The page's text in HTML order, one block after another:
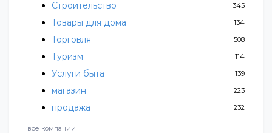
Строительство 345
Товары для дома 134
Торговля 508
Туризм 114
Услуги быта 139
магазин 223
продажа 232
все компании